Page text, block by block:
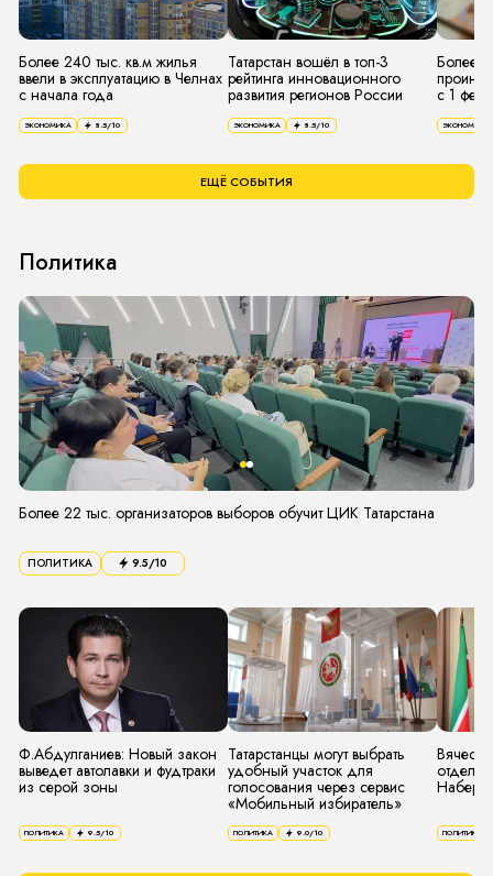
Более 240 тыс. кв.м жилья
ввели в эксплуатацию в Челнах
с начала года
ЭКОНОМИКА 8.5/10
Татарстан вошёл в топ-3
рейтинга инновационного
развития регионов России
ЭКОНОМИКА 8.5/10
Более
с 1
ЭКОНОМИКА
ЕЩЁ СОБЫТИЯ
Политика
Более 22 тыс. организаторов выборов обучит ЦИК Татарстана
ПОЛИТИКА 9.5/10
Ф.Абдулганиев: Новый закон
выведет автолавки и фудтраки
из серой зоны
ПОЛИТИКА 9.5/10
Татарстанцы могут выбрать
удобный участок для
голосования через сервис
«Мобильный избиратель»
ПОЛИТИКА 9.0/10
отдел
ПОЛИТИКА